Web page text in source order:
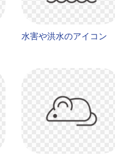
水害や洪水のアイコン